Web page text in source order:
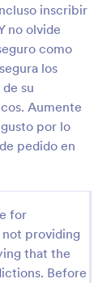
inscribir
no olvide
como
los
su
Aumente
por lo
pedido en
for
providing
that the
Before